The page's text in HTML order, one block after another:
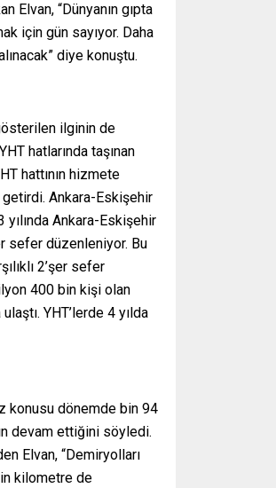
Elvan, “Dünyanın gıpta
için gün sayıyor. Daha
diye konuştu.
ilginin de
hatlarında taşınan
hattının hizmete
Ankara-Eskişehir
yılında Ankara-Eskişehir
sefer düzenleniyor. Bu
2’şer sefer
400 bin kişi olan
YHT’lerde 4 yılda
konusu dönemde bin 94
devam ettiğini söyledi.
Elvan, “Demiryolları
kilometre de